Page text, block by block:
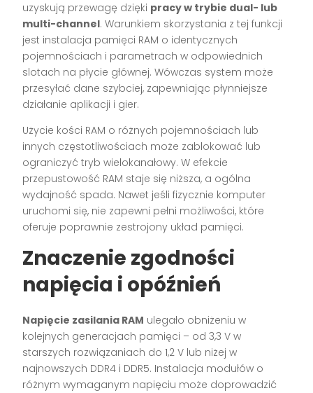
uzyskują przewagę dzięki pracy w trybie dual- lub
multi-channel. Warunkiem skorzystania z tej funkcji
jest instalacja pamięci RAM o identycznych
pojemnościach i parametrach w odpowiednich
slotach na płycie głównej. Wówczas system może
przesyłać dane szybciej, zapewniając płynniejsze
działanie aplikacji i gier.
Użycie kości RAM o różnych pojemnościach lub
innych częstotliwościach może zablokować lub
ograniczyć tryb wielokanałowy. W efekcie
przepustowość RAM staje się niższa, a ogólna
wydajność spada. Nawet jeśli fizycznie komputer
uruchomi się, nie zapewni pełni możliwości, które
oferuje poprawnie zestrojony układ pamięci.
Znaczenie zgodności
napięcia i opóźnień
Napięcie zasilania RAM ulegało obniżeniu w
kolejnych generacjach pamięci – od 3,3 V w
starszych rozwiązaniach do 1,2 V lub niżej w
najnowszych DDR4 i DDR5. Instalacja modułów o
różnym wymaganym napięciu może doprowadzić